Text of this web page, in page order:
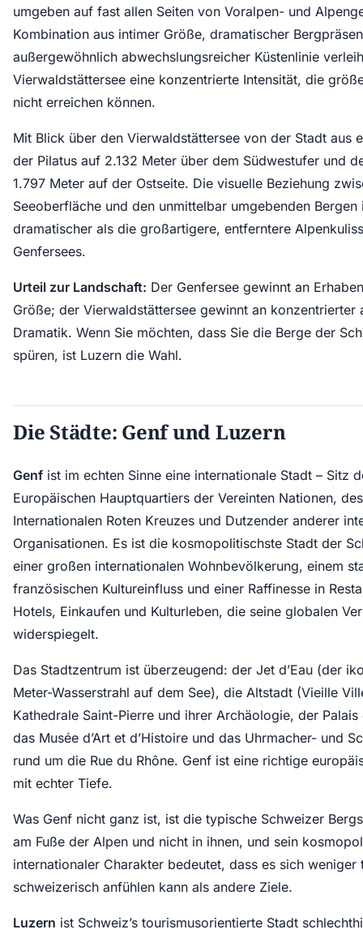
umgeben auf fast allen Seiten von Voralpen- und
Kombination aus intimer Größe, dramatischer
außergewöhnlich abwechslungsreicher Küstenlinie
Vierwaldstättersee eine konzentrierte Intensität, die
nicht erreichen können.
Mit Blick über den Vierwaldstättersee von der Stadt aus
der Pilatus auf 2.132 Meter über dem Südwestufer und
1.797 Meter auf der Ostseite. Die visuelle Beziehung
Seeoberfläche und den unmittelbar umgebenden Bergen
dramatischer als die großartigere, entferntere
Genfersees.
Urteil zur Landschaft: Der Genfersee gewinnt an
Größe; der Vierwaldstättersee gewinnt an konzentrierter
Dramatik. Wenn Sie möchten, dass Sie die Berge der
spüren, ist Luzern die Wahl.
Die Städte: Genf und Luzern
Genf ist im echten Sinne eine internationale Stadt – Sitz
Europäischen Hauptquartiers der Vereinten Nationen, des
Internationalen Roten Kreuzes und Dutzender anderer
Organisationen. Es ist die kosmopolitischste Stadt der
einer großen internationalen Wohnbevölkerung, einem
französischen Kultureinfluss und einer Raffinesse in
Hotels, Einkaufen und Kulturleben, die seine globalen
widerspiegelt.
Das Stadtzentrum ist überzeugend: der Jet d’Eau (der
Meter-Wasserstrahl auf dem See), die Altstadt (Vieille
Kathedrale Saint-Pierre und ihrer Archäologie, der Palais
das Musée d’Art et d’Histoire und das Uhrmacher- und
rund um die Rue du Rhône. Genf ist eine richtige
mit echter Tiefe.
Was Genf nicht ganz ist, ist die typische Schweizer
am Fuße der Alpen und nicht in ihnen, und sein
internationaler Charakter bedeutet, dass es sich weniger
schweizerisch anfühlen kann als andere Ziele.
Luzern ist Schweiz’s tourismusorientierte Stadt